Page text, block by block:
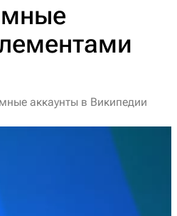
аккаунты в Википедии